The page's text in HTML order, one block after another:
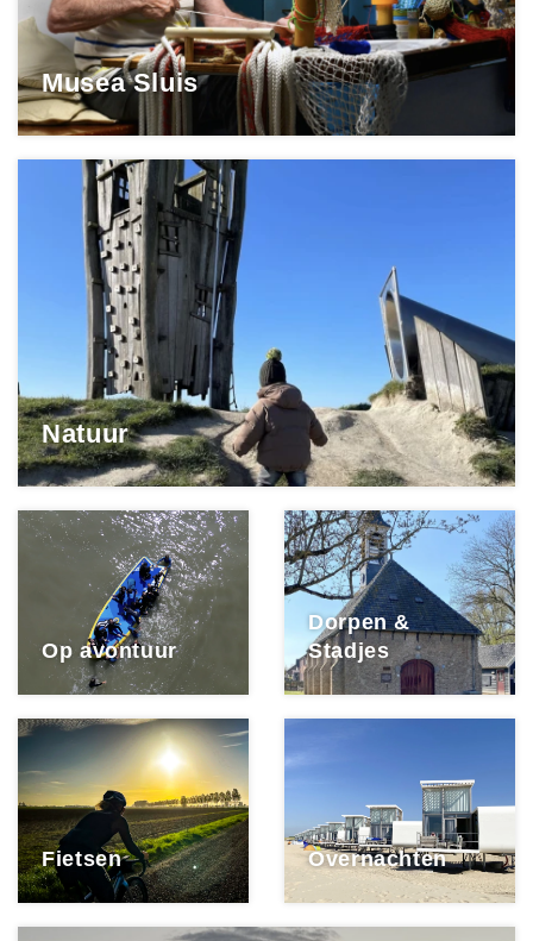
Musea Sluis
Natuur
Op avontuur
Dorpen &
Stadjes
Fietsen Overnachten